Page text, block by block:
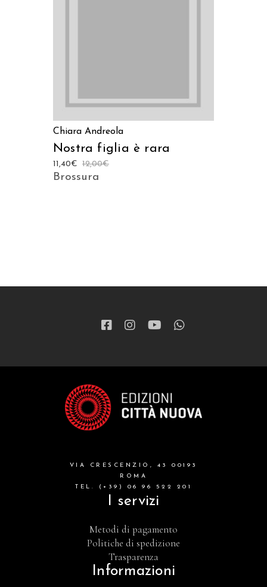
Chiara Andreola
Nostra figlia è rara
12,00€
11,40€
Brossura
VIA CRESCENZIO, 43 00193
ROMA
TEL. (+39) 06 96 522 201
I servizi
Metodi di pagamento
Politiche di spedizione
Trasparenza
Informazioni